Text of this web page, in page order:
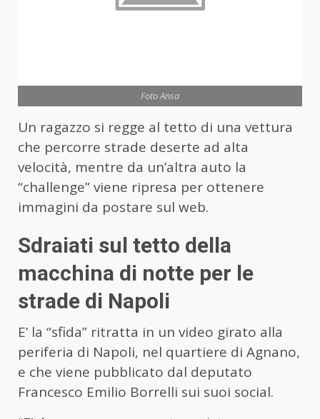
Foto Ansa
Un ragazzo si regge al tetto di una vettura
che percorre strade deserte ad alta
velocità, mentre da un’altra auto la
“challenge” viene ripresa per ottenere
immagini da postare sul web.
Sdraiati sul tetto della
macchina di notte per le
strade di Napoli
E’ la “sfida” ritratta in un video girato alla
periferia di Napoli, nel quartiere di Agnano,
e che viene pubblicato dal deputato
Francesco Emilio Borrelli sui suoi social.